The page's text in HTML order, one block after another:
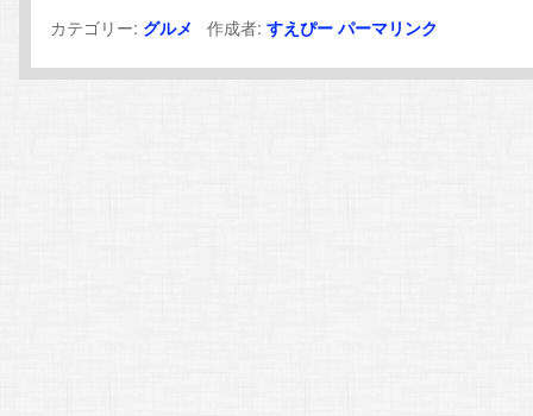
カテゴリー: グルメ 作成者:すえぴー パーマリンク